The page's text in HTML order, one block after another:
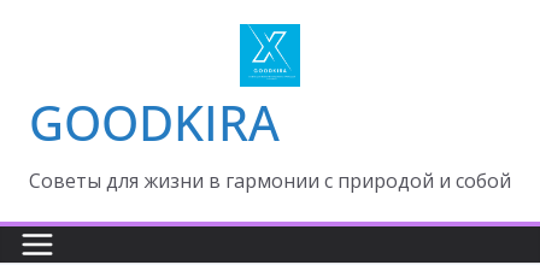
GOODKIRA
Cоветы для жизни в гармонии с природой и собой